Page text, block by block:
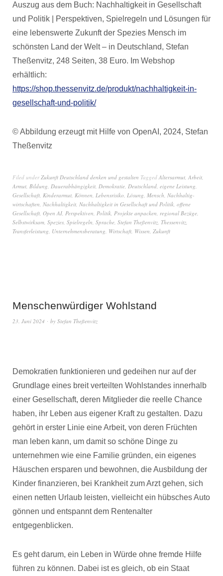
Auszug aus dem Buch: Nachhaltigkeit in Gesellschaft
und Politik | Perspektiven, Spielregeln und Lösungen für
eine lebenswerte Zukunft der Spezies Mensch im
schönsten Land der Welt – in Deutschland, Stefan
Theßenvitz, 248 Seiten, 38 Euro. Im Webshop
erhältlich:
https://shop.thessenvitz.de/produkt/nachhaltigkeit-in-
gesellschaft-und-politik/
© Abbildung erzeugt mit Hilfe von OpenAI, 2024, Stefan
Theßenvitz
Filed underZukunft Deutschland denken und gestalten Tagged Altersarmut, Arbeit,
Armut, Bildung, Dauerabhängigkeit, Demokratie, Deutschland, eigene Leistung,
Gesellschaft, Kinderarmut, Können, Lebensrisiko, Lösung, Mensch, Nachhaltig-
wirtschaften, Nachhaltigkeit, Nachhaltigkeit in Gesellschaft und Politik, offene
Gesellschaft, Open AI, Perspektiven, Politik, Projekte anpacken, regional Bezüge,
Selbstwirksam, Spezies, Spielregeln, Sprache, Stefan Theßenvitz, Thessenvitz,
Transferleistung, Unternehmensberatung, Wirtschaft, Wissen, Zukunft
Menschenwürdiger Wohlstand
23. Juni 2024 by Stefan Theßenvitz
Demokratien funktionieren und gedeihen nur auf der
Grundlage eines breit verteilten Wohlstandes innerhalb
einer Gesellschaft, deren Mitglieder die reelle Chance
haben, ihr Leben aus eigener Kraft zu gestalten. Dazu
gehört in erster Linie eine Arbeit, von deren Früchten
man leben kann, um damit so schöne Dinge zu
unternehmen wie eine Familie gründen, ein eigenes
Häuschen ersparen und bewohnen, die Ausbildung der
Kinder finanzieren, bei Krankheit zum Arzt gehen, sich
einen netten Urlaub leisten, vielleicht ein hübsches Auto
gönnen und entspannt dem Rentenalter
entgegenblicken.
Es geht darum, ein Leben in Würde ohne fremde Hilfe
führen zu können. Dabei ist es gleich, ob ein Staat